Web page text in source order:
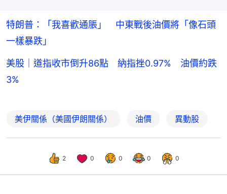
特朗普：「我喜歡通脹」 中東戰後油價將「像石頭
一樣暴跌」
美股｜道指收市倒升86點 納指挫0.97% 油價約跌
3%
美伊關係（美國伊朗關係） 油價 異動股
2 0 0 0 0